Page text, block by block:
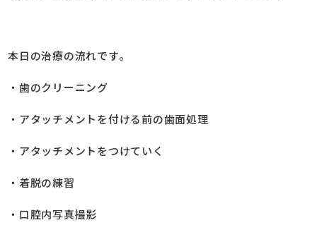
本日の治療の流れです。
・歯のクリーニング
・アタッチメントを付ける前の歯面処理
・アタッチメントをつけていく
・着脱の練習
・口腔内写真撮影